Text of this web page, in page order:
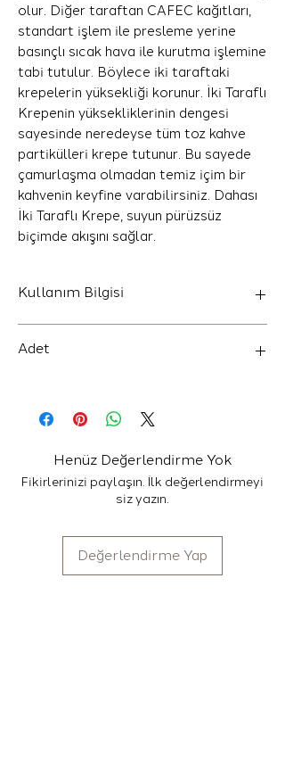
olur. Diğer taraftan CAFEC kağıtları,
standart işlem ile presleme yerine
basınçlı sıcak hava ile kurutma işlemine
tabi tutulur. Böylece iki taraftaki
krepelerin yüksekliği korunur. İki Taraflı
Krepenin yüksekliklerinin dengesi
sayesinde neredeyse tüm toz kahve
partikülleri krepe tutunur. Bu sayede
çamurlaşma olmadan temiz içim bir
kahvenin keyfine varabilirsiniz. Dahası
İki Taraflı Krepe, suyun pürüzsüz
biçimde akışını sağlar.
Kullanım Bilgisi
Hario V60 02 drippler’lar için
Adet
Henüz Değerlendirme Yok
Fikirlerinizi paylaşın. İlk değerlendirmeyi
siz yazın.
Değerlendirme Yap